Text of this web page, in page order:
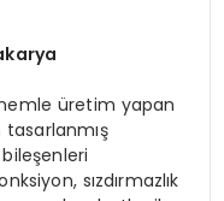
üretim yapan
sızdırmazlık